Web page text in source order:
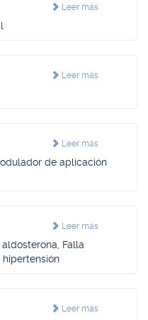
Leer más
Leer más
Leer más
de aplicación
Leer más
Falla
Leer más